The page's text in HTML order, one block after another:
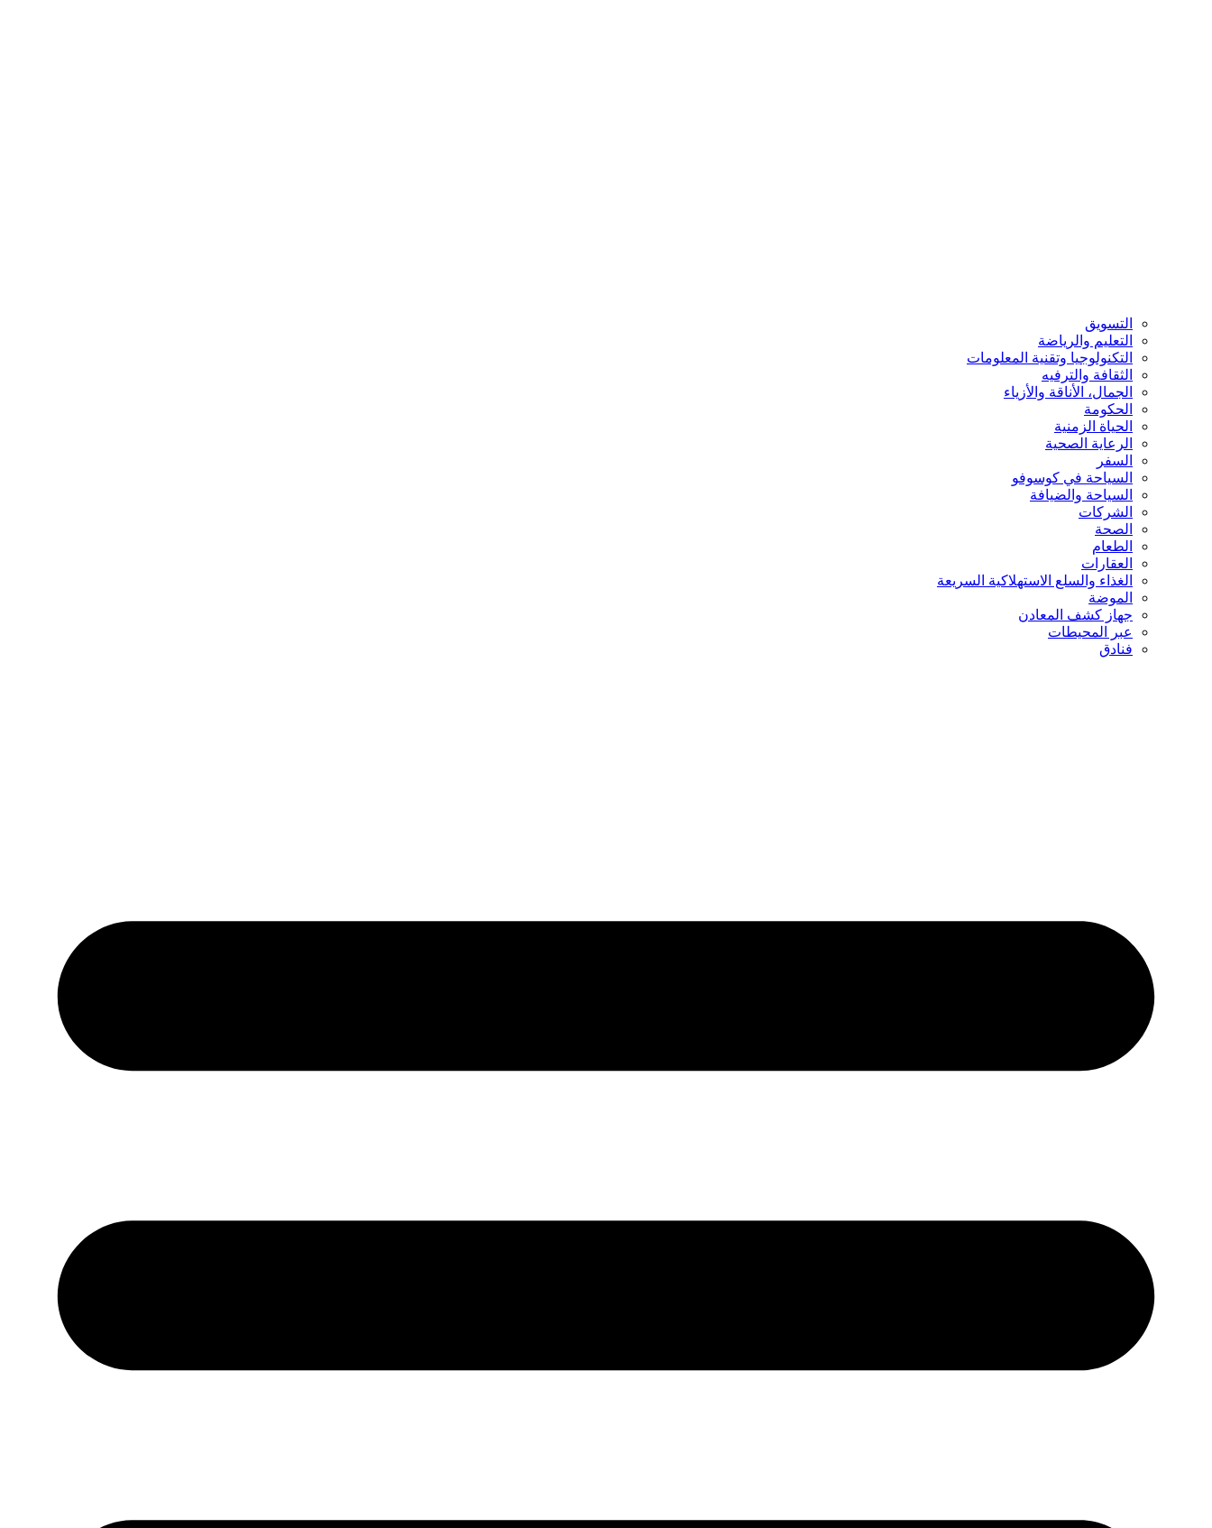
التسويق
التعليم والرياضة
التكنولوجيا وتقنية المعلومات
الثقافة والترفيه
الجمال، الأناقة والأزياء
الحكومة
الحياة الزمنية
الرعاية الصحية
السفر
السياحة في كوسوفو
السياحة والضيافة
الشركات
الصحة
الطعام
العقارات
الغذاء والسلع الاستهلاكية السريعة
الموضة
جهاز كشف المعادن
عبر المحيطات
فنادق